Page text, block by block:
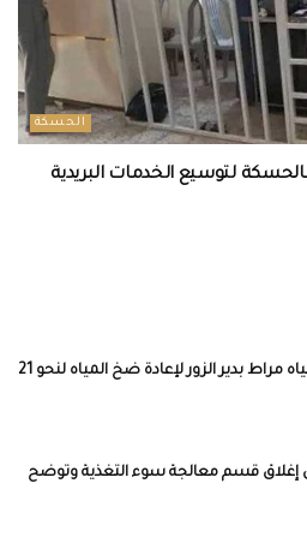
الحسكة
بالحسكة لتوسيع الخدمات البريدية
تأهيل محطة مياه مراط بدير الزور لإعادة ضخ المياه لنحو 21
إغلاق قسم معالجة سوء التغذية وتوضح